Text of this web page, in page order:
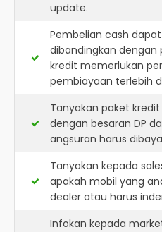
update.
Pembelian cash
dibandingkan dengan
kredit memerlukan
pembiayaan terlebih
Tanyakan paket
dengan besaran DP
angsuran harus
Tanyakan kepada
apakah mobil yang
dealer atau harus
Infokan kepada